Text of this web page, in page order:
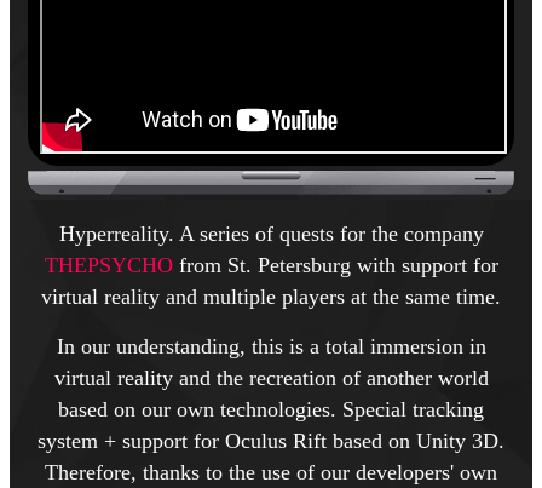
Hyperreality. A series of quests for the company
THEPSYCHOfrom St. Petersburg with support for
virtual reality and multiple players at the same time.
In our understanding, this is a total immersion in
virtual reality and the recreation of another world
based on our own technologies. Special tracking
system + support for Oculus Rift based on Unity 3D.
Therefore, thanks to the use of our developers' own